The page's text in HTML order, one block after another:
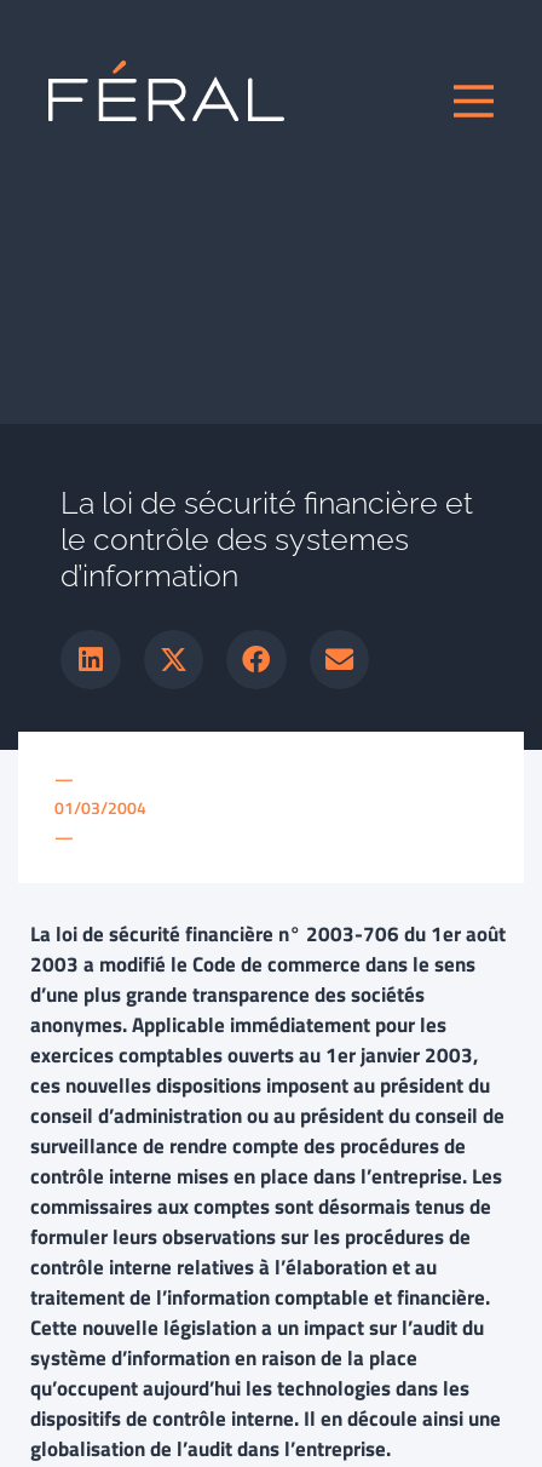
La loi de sécurité financière et
le contrôle des systemes
d’information
—
01/03/2004
—
La loi de sécurité financière n° 2003-706 du 1er août
2003 a modifié le Code de commerce dans le sens
d’une plus grande transparence des sociétés
anonymes. Applicable immédiatement pour les
exercices comptables ouverts au 1er janvier 2003,
ces nouvelles dispositions imposent au président du
conseil d’administration ou au président du conseil de
surveillance de rendre compte des procédures de
contrôle interne mises en place dans l’entreprise. Les
commissaires aux comptes sont désormais tenus de
formuler leurs observations sur les procédures de
contrôle interne relatives à l’élaboration et au
traitement de l’information comptable et financière.
Cette nouvelle législation a un impact sur l’audit du
système d’information en raison de la place
qu’occupent aujourd’hui les technologies dans les
dispositifs de contrôle interne. Il en découle ainsi une
globalisation de l’audit dans l’entreprise.